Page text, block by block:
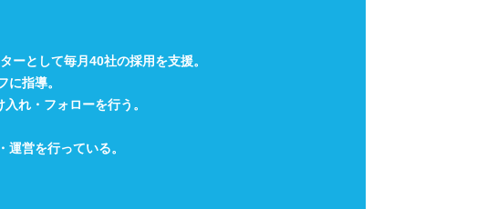
ーとして毎月40社の採用を支援。
指導。
れ・フォローを行う。
営を行っている。